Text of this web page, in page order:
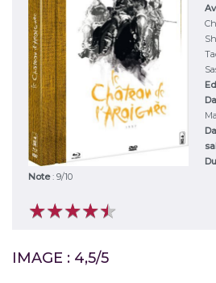
Note: 9/10
★★★★★
★★★★★
IMAGE : 4,5/5